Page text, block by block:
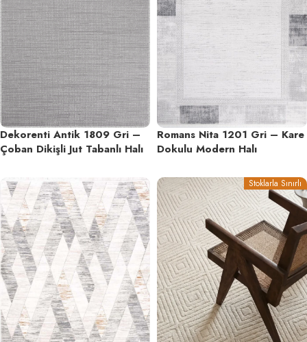
Dekorenti Antik 1809 Gri –
Çoban Dikişli Jut Tabanlı Halı
Romans Nita 1201 Gri – Kare
Dokulu Modern Halı
Stoklarla Sınırlı